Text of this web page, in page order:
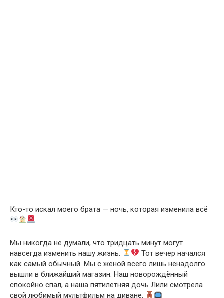
Кто-то искал моего брата — ночь, которая изменила всё
Мы никогда не думали, что тридцать минут могут
навсегда изменить нашу жизнь.
Тот вечер начался
как самый обычный. Мы с женой всего лишь ненадолго
вышли в ближайший магазин. Наш новорождённый
спокойно спал, а наша пятилетняя дочь Лили смотрела
свой любимый мультфильм на диване.